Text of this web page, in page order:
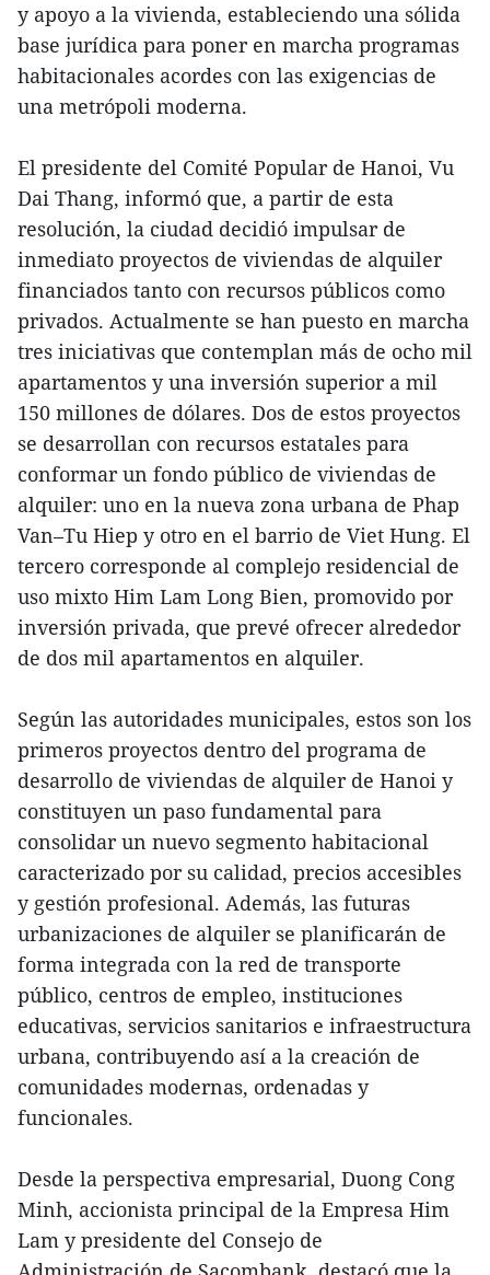
y apoyo a la vivienda, estableciendo una sólida
base jurídica para poner en marcha programas
habitacionales acordes con las exigencias de
una metrópoli moderna.
El presidente del Comité Popular de Hanoi, Vu
Dai Thang, informó que, a partir de esta
resolución, la ciudad decidió impulsar de
inmediato proyectos de viviendas de alquiler
financiados tanto con recursos públicos como
privados. Actualmente se han puesto en marcha
tres iniciativas que contemplan más de ocho mil
apartamentos y una inversión superior a mil
150 millones de dólares. Dos de estos proyectos
se desarrollan con recursos estatales para
conformar un fondo público de viviendas de
alquiler: uno en la nueva zona urbana de Phap
Van–Tu Hiep y otro en el barrio de Viet Hung. El
tercero corresponde al complejo residencial de
uso mixto Him Lam Long Bien, promovido por
inversión privada, que prevé ofrecer alrededor
de dos mil apartamentos en alquiler.
Según las autoridades municipales, estos son los
primeros proyectos dentro del programa de
desarrollo de viviendas de alquiler de Hanoi y
constituyen un paso fundamental para
consolidar un nuevo segmento habitacional
caracterizado por su calidad, precios accesibles
y gestión profesional. Además, las futuras
urbanizaciones de alquiler se planificarán de
forma integrada con la red de transporte
público, centros de empleo, instituciones
educativas, servicios sanitarios e infraestructura
urbana, contribuyendo así a la creación de
comunidades modernas, ordenadas y
funcionales.
Desde la perspectiva empresarial, Duong Cong
Minh, accionista principal de la Empresa Him
Lam y presidente del Consejo de